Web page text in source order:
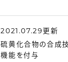
2021.07.29更新
硫黄化合物の合成
機能を付与